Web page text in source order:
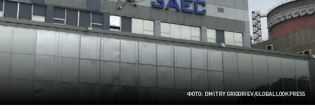
ФОТО: DMITRY GRIGORIEV/GLOBALLOOKPRESS